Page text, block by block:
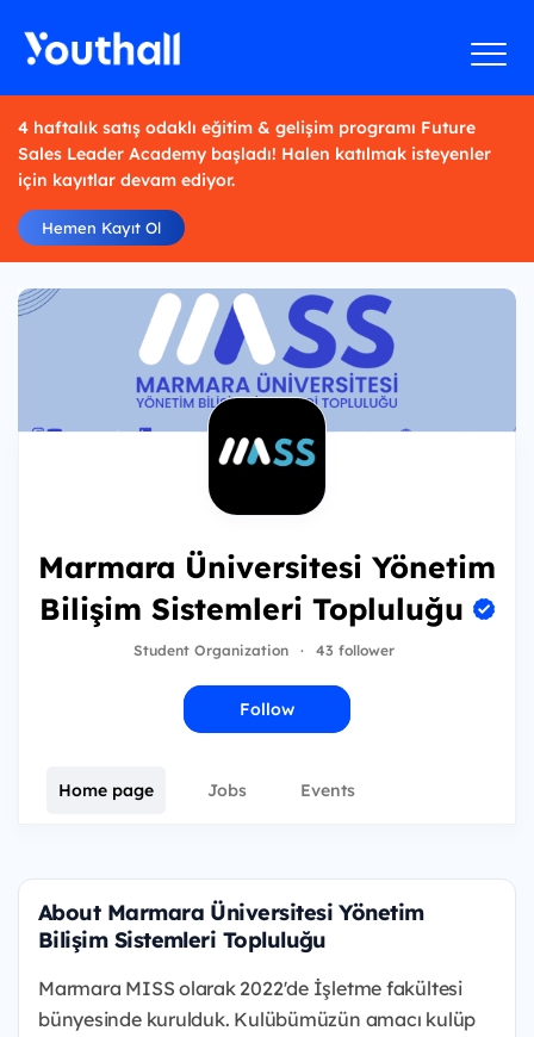
4 haftalık satış odaklı eğitim & gelişim programı Future
Sales Leader Academy başladı! Halen katılmak isteyenler
için kayıtlar devam ediyor.
Hemen Kayıt Ol
Marmara Üniversitesi Yönetim
Bilişim Sistemleri Topluluğu
Student Organization · 43 follower
Follow
Home page Jobs Events
About Marmara Üniversitesi Yönetim
Bilişim Sistemleri Topluluğu
Marmara MISS olarak 2022'de İşletme fakültesi
bünyesinde kurulduk. Kulübümüzün amacı kulüp